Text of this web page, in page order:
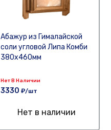
Абажур из Гималайской
соли угловой Липа Комби
380х460мм
Нет В Наличии
3330 ₽/шт
Нет в наличии